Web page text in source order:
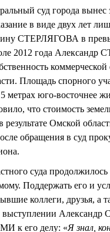
суд города вынес
в виде двух лет
СТЕРЛЯГОВА в
2012 года Александр
Площадь спорного
метрах юго-восточнее
что стоимость
Омской
обращения в суд
суда
Поддержать его и
коллеги, друзья, а
выступлении
к его делу: «Я знал,